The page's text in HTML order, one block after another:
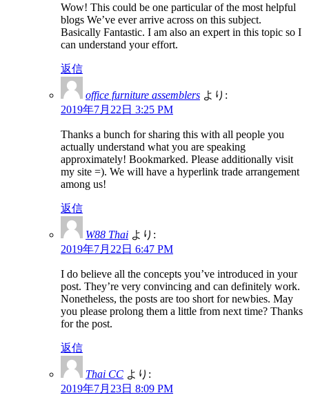
Wow! This could be one particular of the most helpful
blogs We’ve ever arrive across on this subject.
Basically Fantastic. I am also an expert in this topic so I
can understand your effort.
返信
office furniture assemblers より:
2019年7月22日 3:25 PM
Thanks a bunch for sharing this with all people you
actually understand what you are speaking
approximately! Bookmarked. Please additionally visit
my site =). We will have a hyperlink trade arrangement
among us!
返信
W88 Thai より:
2019年7月22日 6:47 PM
I do believe all the concepts you’ve introduced in your
post. They’re very convincing and can definitely work.
Nonetheless, the posts are too short for newbies. May
you please prolong them a little from next time? Thanks
for the post.
返信
Thai CC より:
2019年7月23日 8:09 PM